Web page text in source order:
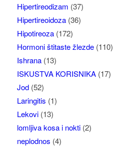
Hipertireodizam (37)
Hipertireoidoza(36)
Hipotireoza(172)
Hormoni štitaste žlezde(110)
Ishrana(13)
ISKUSTVA KORISNIKA(17)
Jod(52)
Laringitis (1)
Lekovi(13)
lomljiva kosa i nokti(2)
neplodnos (4)